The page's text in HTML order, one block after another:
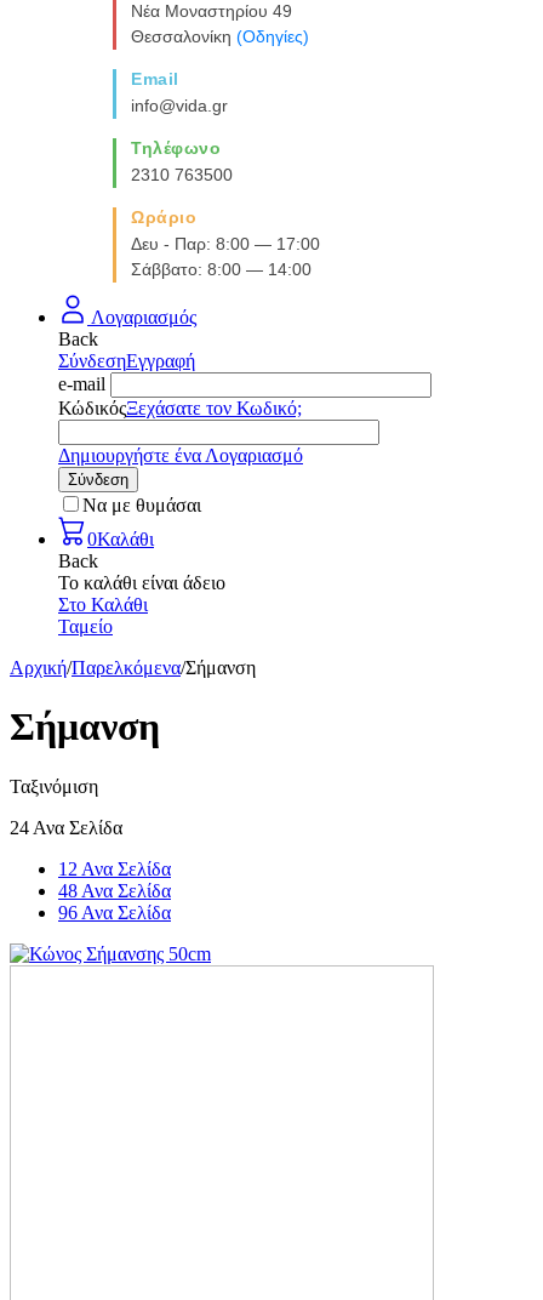
Νέα Μοναστηρίου 49
Θεσσαλονίκη (Οδηγίες)
Email
info@vida.gr
Τηλέφωνο
2310 763500
Ωράριο
Δευ - Παρ: 8:00 — 17:00
Σάββατο: 8:00 — 14:00
Λογαριασμός
Back
ΣύνδεσηΕγγραφή
e-mail
ΚώδικόςΞεχάσατε τον Κωδικό;
Δημιουργήστε ένα Λογαριασμό
Σύνδεση
Να με θυμάσαι
0Καλάθι
Back
Το καλάθι είναι άδειο
Στο Καλάθι
Ταμείο
Αρχική/Παρελκόμενα/Σήμανση
Σήμανση
Ταξινόμιση
24 Ανα Σελίδα
12 Ανα Σελίδα
48 Ανα Σελίδα
96 Ανα Σελίδα